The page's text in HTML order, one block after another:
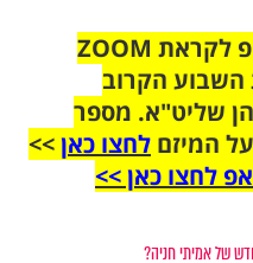
הצטרפו לקבוצת הוואטסאפ לקראת ZOOM
הקרוב
שליט"א. מספר
המיזם לחצו כאן>>
לחצו כאן >>
של אמיתי חניה?